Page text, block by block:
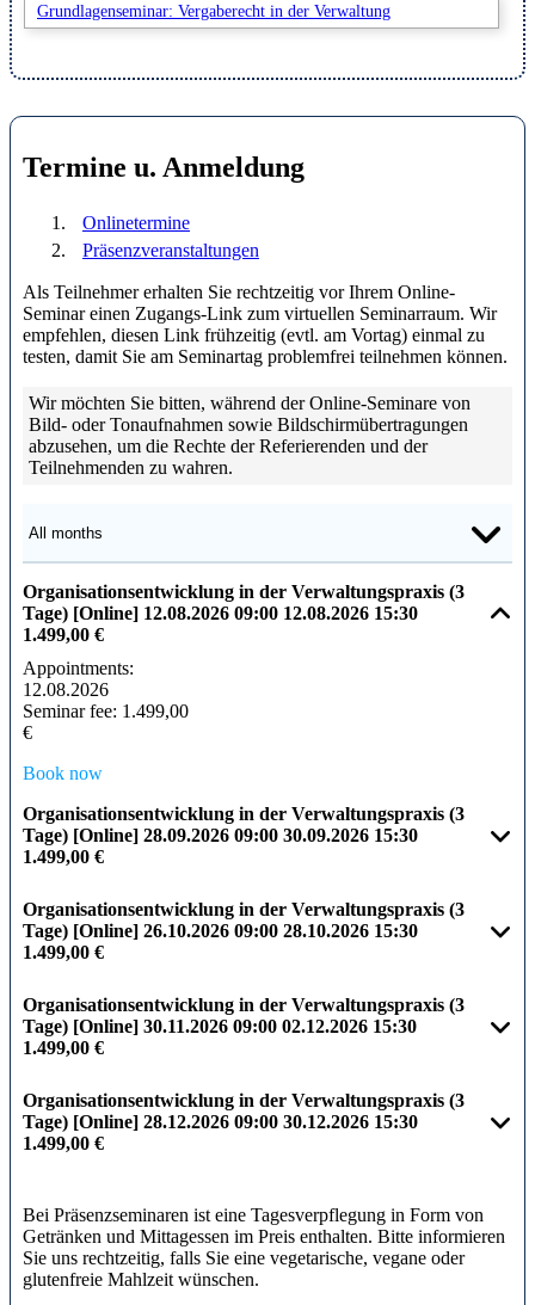
Grundlagenseminar: Vergaberecht in der Verwaltung
Termine u. Anmeldung
Onlinetermine
Präsenzveranstaltungen
Als Teilnehmer erhalten Sie rechtzeitig vor Ihrem Online-
Seminar einen Zugangs-Link zum virtuellen Seminarraum. Wir
empfehlen, diesen Link frühzeitig (evtl. am Vortag) einmal zu
testen, damit Sie am Seminartag problemfrei teilnehmen können.
Wir möchten Sie bitten, während der Online-Seminare von
Bild- oder Tonaufnahmen sowie Bildschirmübertragungen
abzusehen, um die Rechte der Referierenden und der
Teilnehmenden zu wahren.
Organisationsentwicklung in der Verwaltungspraxis (3
Tage) [Online] 12.08.2026 09:00 12.08.2026 15:30
1.499,00 €
Appointments:
12.08.2026
Seminar fee: 1.499,00
€
Book now
Organisationsentwicklung in der Verwaltungspraxis (3
Tage) [Online] 28.09.2026 09:00 30.09.2026 15:30
1.499,00 €
Organisationsentwicklung in der Verwaltungspraxis (3
Tage) [Online] 26.10.2026 09:00 28.10.2026 15:30
1.499,00 €
Organisationsentwicklung in der Verwaltungspraxis (3
Tage) [Online] 30.11.2026 09:00 02.12.2026 15:30
1.499,00 €
Organisationsentwicklung in der Verwaltungspraxis (3
Tage) [Online] 28.12.2026 09:00 30.12.2026 15:30
1.499,00 €
Bei Präsenzseminaren ist eine Tagesverpflegung in Form von
Getränken und Mittagessen im Preis enthalten. Bitte informieren
Sie uns rechtzeitig, falls Sie eine vegetarische, vegane oder
glutenfreie Mahlzeit wünschen.